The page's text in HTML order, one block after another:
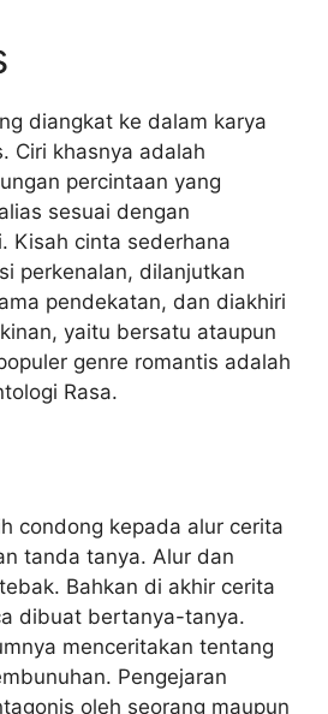
diangkat ke dalam karya
Ciri khasnya adalah
percintaan yang
sesuai dengan
Kisah cinta sederhana
perkenalan, dilanjutkan
pendekatan, dan diakhiri
yaitu bersatu ataupun
genre romantis adalah
Rasa.
condong kepada alur cerita
tanda tanya. Alur dan
Bahkan di akhir cerita
dibuat bertanya-tanya.
menceritakan tentang
Pengejaran
oleh seorang maupun